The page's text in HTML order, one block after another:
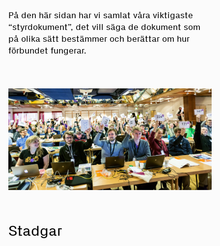
På den här sidan har vi samlat våra viktigaste
“styrdokument”, det vill säga de dokument som
på olika sätt bestämmer och berättar om hur
förbundet fungerar.
Stadgar